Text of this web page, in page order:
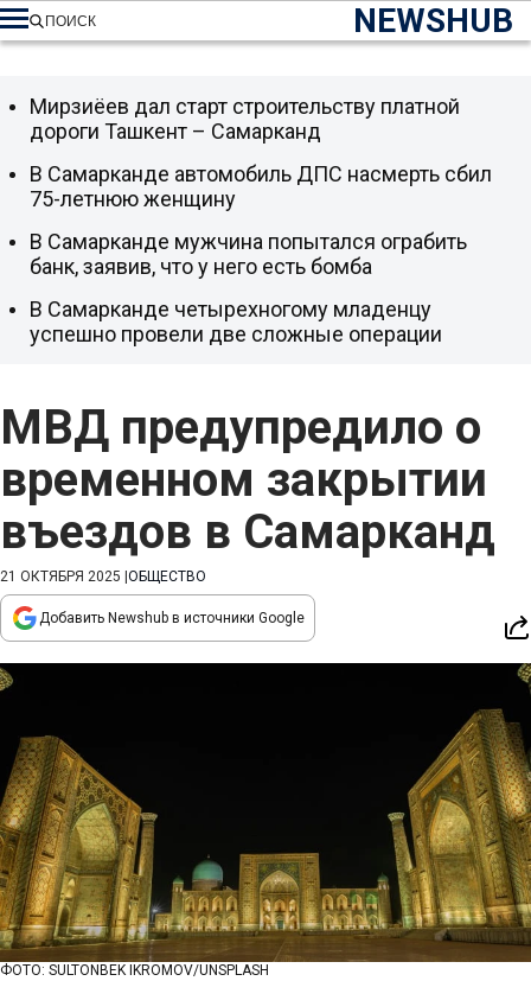
NEWSHUB
ПОИСК
МВД предупредило о
временном закрытии
въездов в Самарканд
21 ОКТЯБРЯ 2025 ОБЩЕСТВО
Добавить Newshub в источники Google
ФОТО: SULTONBEK IKROMOV/UNSPLASH
Мирзиёев дал старт строительству платной
дороги Ташкент – Самарканд
В Самарканде автомобиль ДПС насмерть сбил
75-летнюю женщину
В Самарканде мужчина попытался ограбить
банк, заявив, что у него есть бомба
В Самарканде четырехногому младенцу
успешно провели две сложные операции